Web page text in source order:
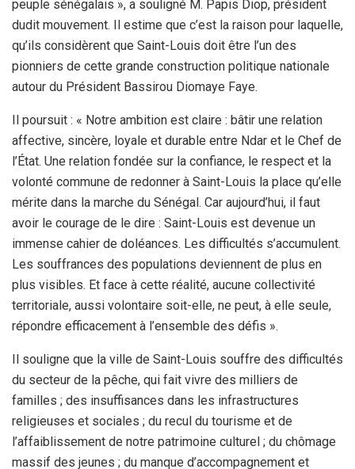
peuple sénégalais », a souligné M. Papis Diop, président
dudit mouvement. Il estime que c’est la raison pour laquelle,
qu’ils considèrent que Saint-Louis doit être l’un des
pionniers de cette grande construction politique nationale
autour du Président Bassirou Diomaye Faye.
Il poursuit : « Notre ambition est claire : bâtir une relation
affective, sincère, loyale et durable entre Ndar et le Chef de
l’État. Une relation fondée sur la confiance, le respect et la
volonté commune de redonner à Saint-Louis la place qu’elle
mérite dans la marche du Sénégal. Car aujourd’hui, il faut
avoir le courage de le dire : Saint-Louis est devenue un
immense cahier de doléances. Les difficultés s’accumulent.
Les souffrances des populations deviennent de plus en
plus visibles. Et face à cette réalité, aucune collectivité
territoriale, aussi volontaire soit-elle, ne peut, à elle seule,
répondre efficacement à l’ensemble des défis ».
Il souligne que la ville de Saint-Louis souffre des difficultés
du secteur de la pêche, qui fait vivre des milliers de
familles ; des insuffisances dans les infrastructures
religieuses et sociales ; du recul du tourisme et de
l’affaiblissement de notre patrimoine culturel ; du chômage
massif des jeunes ; du manque d’accompagnement et